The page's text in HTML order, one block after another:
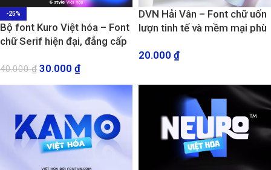
-25%
Bộ font Kuro Việt hóa – Font
chữ Serif hiện đại, đẳng cấp
40.000₫ 30.000 ₫
DVN Hải Vân – Font chữ uốn
lượn tinh tế và mềm mại phù
20.000 ₫